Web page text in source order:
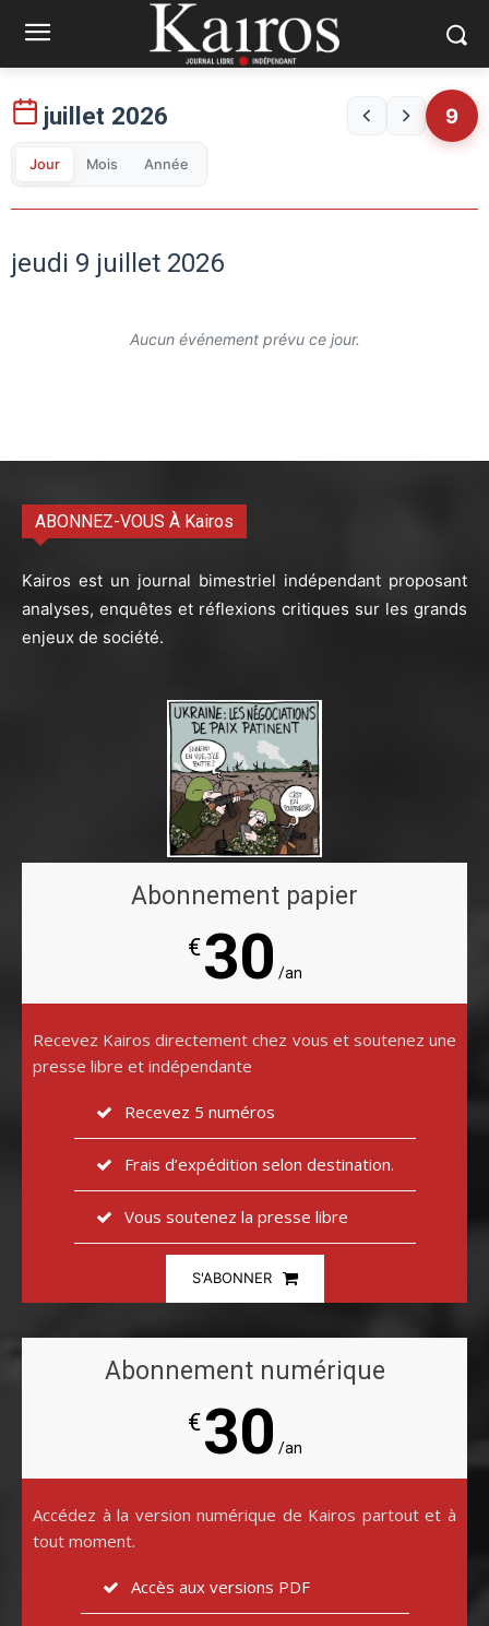
juillet 2026 9
Jour Mois Année
jeudi 9 juillet 2026
Aucun événement prévu ce jour.
ABONNEZ-VOUS À Kairos
Kairos est un journal bimestriel indépendant proposant
analyses, enquêtes et réflexions critiques sur les grands
enjeux de société.
Abonnement papier
€30 /an
Recevez Kairos directement chez vous et soutenez une
presse libre et indépendante
Recevez 5 numéros
Frais d’expédition selon destination.
Vous soutenez la presse libre
S'ABONNER
Abonnement numérique
€30 /an
Accédez à la version numérique de Kairos partout et à
tout moment.
Accès aux versions PDF